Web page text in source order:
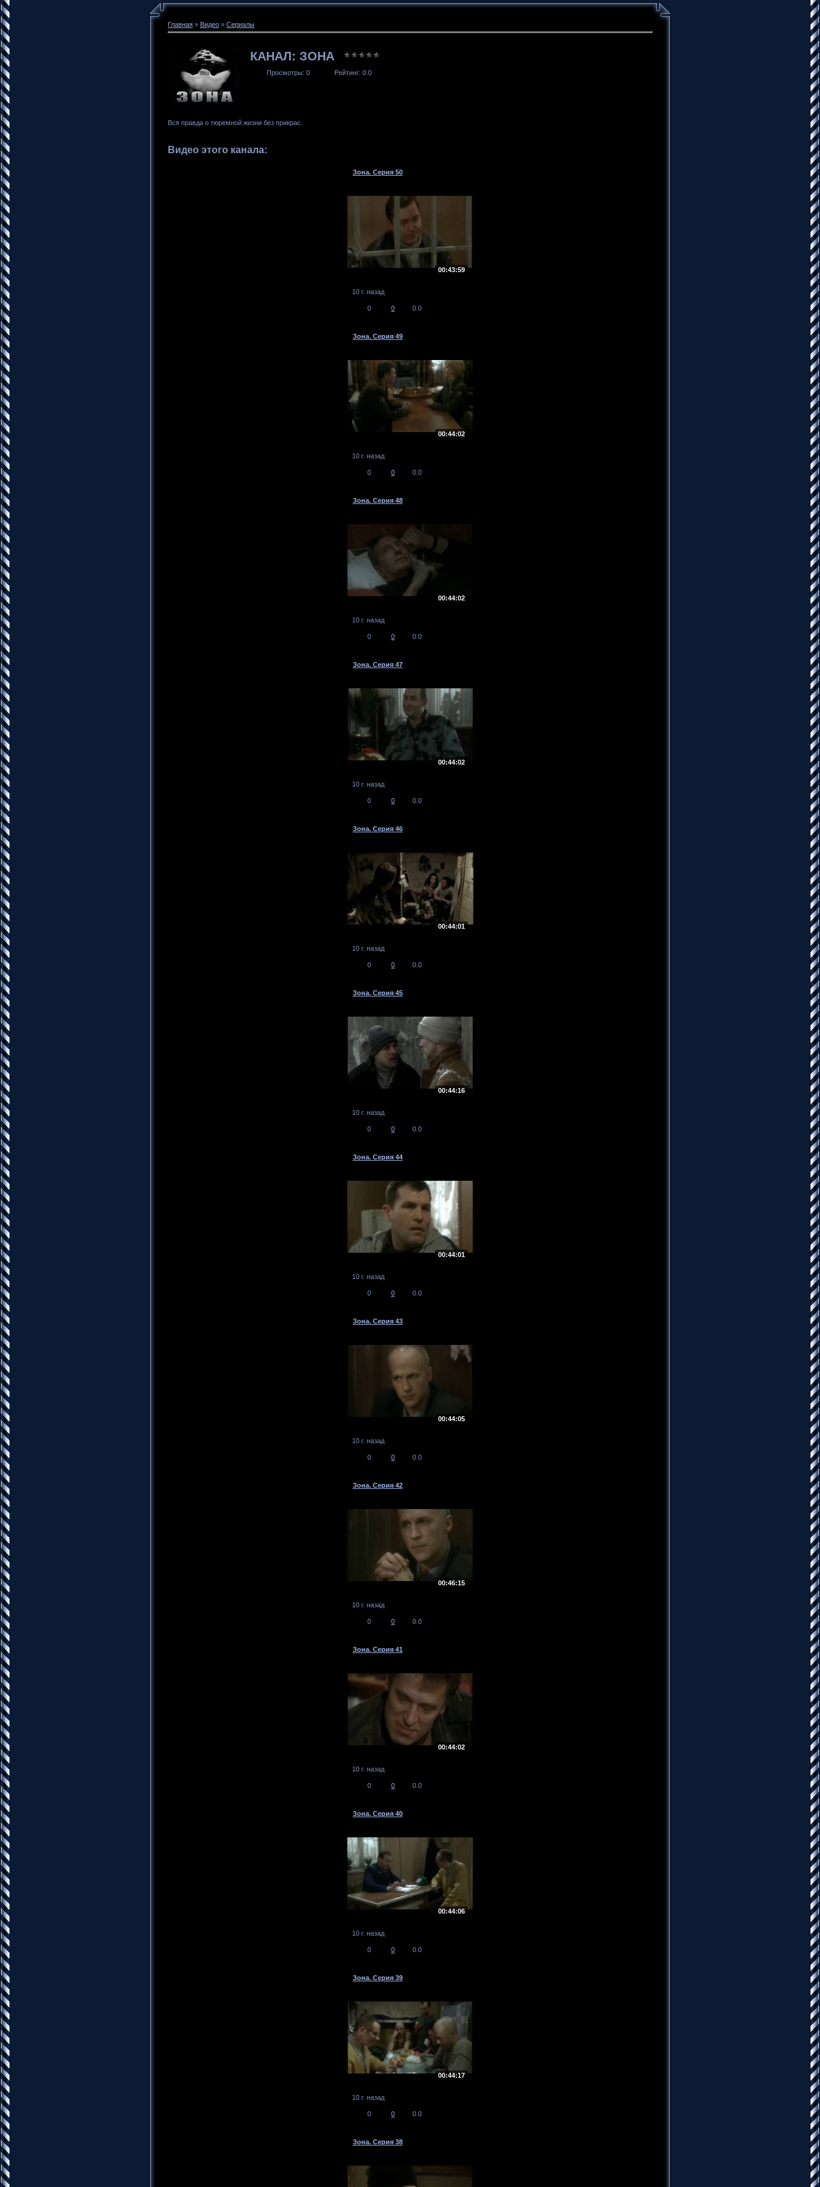
Главная » Видео » Сериалы
КАНАЛ: ЗОНА
Просмотры: 0 Рейтинг: 0.0
Вся правда о тюремной жизни без прикрас.
Видео этого канала:
Зона. Серия 50
00:43:59
10 г. назад
0 0 0.0
Зона. Серия 49
00:44:02
10 г. назад
0 0 0.0
Зона. Серия 48
00:44:02
10 г. назад
0 0 0.0
Зона. Серия 47
00:44:02
10 г. назад
0 0 0.0
Зона. Серия 46
00:44:01
10 г. назад
0 0 0.0
Зона. Серия 45
00:44:16
10 г. назад
0 0 0.0
Зона. Серия 44
00:44:01
10 г. назад
0 0 0.0
Зона. Серия 43
00:44:05
10 г. назад
0 0 0.0
Зона. Серия 42
00:46:15
10 г. назад
0 0 0.0
Зона. Серия 41
00:44:02
10 г. назад
0 0 0.0
Зона. Серия 40
00:44:06
10 г. назад
0 0 0.0
Зона. Серия 39
00:44:17
10 г. назад
0 0 0.0
Зона. Серия 38